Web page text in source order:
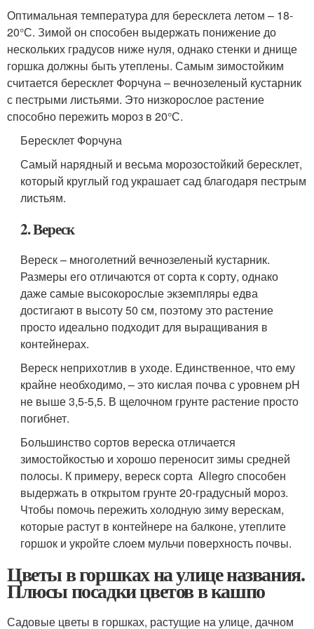
Оптимальная температура для бересклета летом – 18-
20°С. Зимой он способен выдержать понижение до
нескольких градусов ниже нуля, однако стенки и днище
горшка должны быть утеплены. Самым зимостойким
считается бересклет Форчуна – вечнозеленый кустарник
с пестрыми листьями. Это низкорослое растение
способно пережить мороз в 20°С.
Бересклет Форчуна
Самый нарядный и весьма морозостойкий бересклет,
который круглый год украшает сад благодаря пестрым
листьям.
2. Вереск
Вереск – многолетний вечнозеленый кустарник.
Размеры его отличаются от сорта к сорту, однако
даже самые высокорослые экземпляры едва
достигают в высоту 50 см, поэтому это растение
просто идеально подходит для выращивания в
контейнерах.
Вереск неприхотлив в уходе. Единственное, что ему
крайне необходимо, – это кислая почва с уровнем pH
не выше 3,5-5,5. В щелочном грунте растение просто
погибнет.
Большинство сортов вереска отличается
зимостойкостью и хорошо переносит зимы средней
полосы. К примеру, вереск сорта Allegro способен
выдержать в открытом грунте 20-градусный мороз.
Чтобы помочь пережить холодную зиму верескам,
которые растут в контейнере на балконе, утеплите
горшок и укройте слоем мульчи поверхность почвы.
Цветы в горшках на улице названия.
Плюсы посадки цветов в кашпо
Садовые цветы в горшках, растущие на улице, дачном